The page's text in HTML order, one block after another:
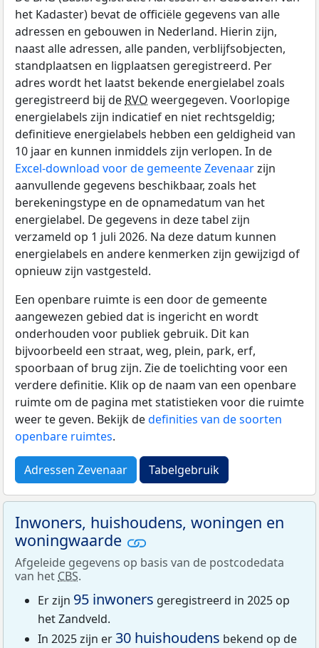
het Kadaster) bevat de officiële gegevens van alle
adressen en gebouwen in Nederland. Hierin zijn,
naast alle adressen, alle panden, verblijfsobjecten,
standplaatsen en ligplaatsen geregistreerd. Per
adres wordt het laatst bekende energielabel zoals
geregistreerd bij de RVO weergegeven. Voorlopige
energielabels zijn indicatief en niet rechtsgeldig;
definitieve energielabels hebben een geldigheid van
10 jaar en kunnen inmiddels zijn verlopen. In de
Excel-download voor de gemeente Zevenaarzijn
aanvullende gegevens beschikbaar, zoals het
berekeningstype en de opnamedatum van het
energielabel. De gegevens in deze tabel zijn
verzameld op 1 juli 2026. Na deze datum kunnen
energielabels en andere kenmerken zijn gewijzigd of
opnieuw zijn vastgesteld.
Een openbare ruimte is een door de gemeente
aangewezen gebied dat is ingericht en wordt
onderhouden voor publiek gebruik. Dit kan
bijvoorbeeld een straat, weg, plein, park, erf,
spoorbaan of brug zijn. Zie de toelichting voor een
verdere definitie. Klik op de naam van een openbare
ruimte om de pagina met statistieken voor die ruimte
weer te geven. Bekijk dedefinities van de soorten
openbare ruimtes.
Adressen Zevenaar Tabelgebruik
Inwoners, huishoudens, woningen en
woningwaarde
Afgeleide gegevens op basis van de postcodedata
van het CBS.
Er zijn 95 inwoners geregistreerd in 2025 op
het Zandveld.
In 2025 zijn er 30 huishoudens bekend op de